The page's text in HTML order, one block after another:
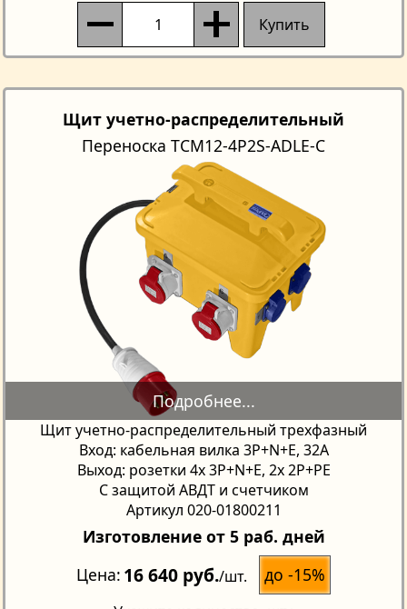
Купить
Щит учетно-распределительный
Переноска TCM12-4Р2S-ADLE-C
Щит учетно-распределительный трехфазный
Вход: кабельная вилка 3P+N+E, 32А
Выход: розетки 4х 3P+N+E, 2х 2P+PE
С защитой АВДТ и счетчиком
Артикул 020-01800211
Изготовление от 5 раб. дней
Цена 16 640 руб./шт. до -15%